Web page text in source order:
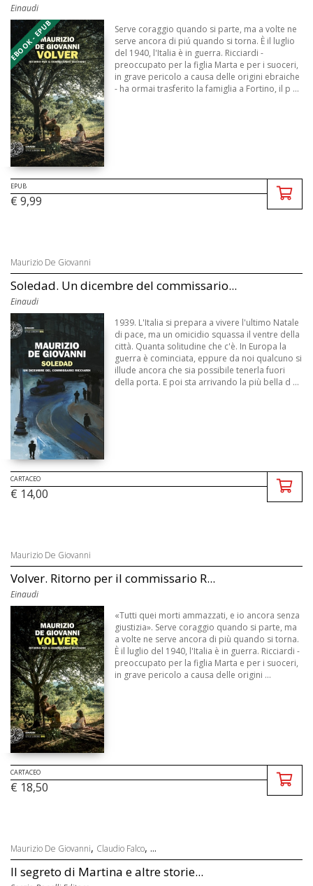
Einaudi
EBOOK - EPUB
Serve coraggio quando si parte, ma a volte ne
serve ancora di piú quando si torna. È il luglio
del 1940, l'Italia è in guerra. Ricciardi -
preoccupato per la figlia Marta e per i suoceri,
in grave pericolo a causa delle origini ebraiche
- ha ormai trasferito la famiglia a Fortino, il p ...
EPUB
€ 9,99
Maurizio De Giovanni
Soledad. Un dicembre del commissario...
Einaudi
1939. L'Italia si prepara a vivere l'ultimo Natale
di pace, ma un omicidio squassa il ventre della
città. Quanta solitudine che c'è. In Europa la
guerra è cominciata, eppure da noi qualcuno si
illude ancora che sia possibile tenerla fuori
della porta. E poi sta arrivando la più bella d ...
CARTACEO
€ 14,00
Maurizio De Giovanni
Volver. Ritorno per il commissario R...
Einaudi
«Tutti quei morti ammazzati, e io ancora senza
giustizia». Serve coraggio quando si parte, ma
a volte ne serve ancora di più quando si torna.
È il luglio del 1940, l'Italia è in guerra. Ricciardi -
preoccupato per la figlia Marta e per i suoceri,
in grave pericolo a causa delle origini ...
CARTACEO
€ 18,50
Maurizio De Giovanni, Claudio Falco, ...
Il segreto di Martina e altre storie...